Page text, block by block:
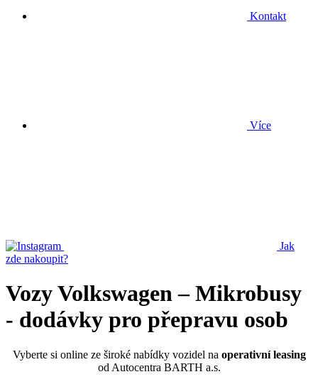
Kontakt
Více
Jak
zde nakoupit?
Vozy Volkswagen – Mikrobusy
- dodávky pro přepravu osob
Vyberte si online ze široké nabídky vozidel na operativní leasing
od Autocentra BARTH a.s.